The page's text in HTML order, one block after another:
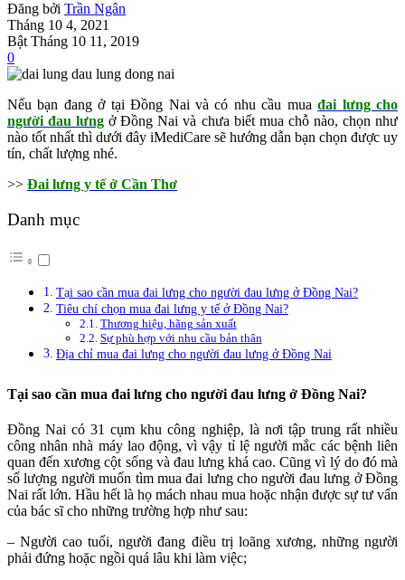
Đăng bởi Trần Ngân
Tháng 10 4, 2021
Bật Tháng 10 11, 2019
0
Nếu bạn đang ở tại Đồng Nai và có nhu cầu muađai lưng cho
người đau lưng ở Đồng Nai và chưa biết mua chỗ nào, chọn như
nào tốt nhất thì dưới đây iMediCare sẽ hướng dẫn bạn chọn được uy
tín, chất lượng nhé.
>> Đai lưng y tế ở Cần Thơ
Danh mục
Tại sao cần mua đai lưng cho người đau lưng ở Đồng Nai?
Tiêu chí chọn mua đai lưng y tế ở Đồng Nai?
Thương hiệu, hãng sản xuất
Sự phù hợp với nhu cầu bản thân
Địa chỉ mua đai lưng cho người đau lưng ở Đồng Nai
Tại sao cần mua đai lưng cho người đau lưng ở Đồng Nai?
Đồng Nai có 31 cụm khu công nghiệp, là nơi tập trung rất nhiều
công nhân nhà máy lao động, vì vậy tỉ lệ người mắc các bệnh liên
quan đến xương cột sống và đau lưng khá cao. Cũng vì lý do đó mà
số lượng người muốn tìm mua đai lưng cho người đau lưng ở Đồng
Nai rất lớn. Hầu hết là họ mách nhau mua hoặc nhận được sự tư vấn
của bác sĩ cho những trường hợp như sau:
– Người cao tuổi, người đang điều trị loãng xương, những người
phải đứng hoặc ngồi quá lâu khi làm việc;